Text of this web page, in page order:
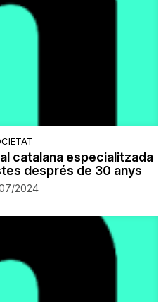
catalana especialitzada
després de 30 anys
2024